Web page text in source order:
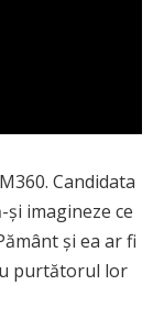
Candidata
imagineze ce
și ea ar fi
purtătorul lor